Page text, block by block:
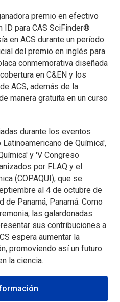
premio en efectivo
ID para CAS SciFinder®
en ACS durante un período
del premio en inglés para
conmemorativa diseñada
en C&EN y los
ACS, además de la
manera gratuita en un curso
durante los eventos
de Química',
y 'V Congreso
por FLAQ y el
(COPAQUI), que se
al 4 de octubre de
de Panamá, Panamá. Como
las galardonadas
sus contribuciones a
espera aumentar la
promoviendo así un futuro
la ciencia.